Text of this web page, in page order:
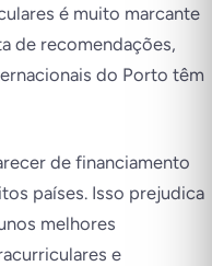
é muito marcante
de recomendações,
do Porto têm
de financiamento
países. Isso prejudica
melhores
e